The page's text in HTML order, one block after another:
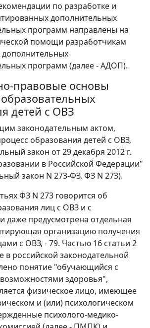
по разработке и
дополнительных
программ направлены на
помощи разработчикам
программ (далее - АДОП).
правовые основы
детей с ОВЗ
законодательным актом,
образования детей с ОВЗ,
закон от 29 декабря 2012 г.
в Российской Федерации"
закон N 273-ФЗ, ФЗ N 273).
ФЗ N 273 говорится об
лиц с ОВЗ и с
даже предусмотрена отдельная
организацию получения
с ОВЗ, - 79. Частью 16 статьи 2
в российской законодательной
понятие "обучающийся с
здоровья",
физическое лицо, имеющее
и (или) психологическом
психолого-медико-